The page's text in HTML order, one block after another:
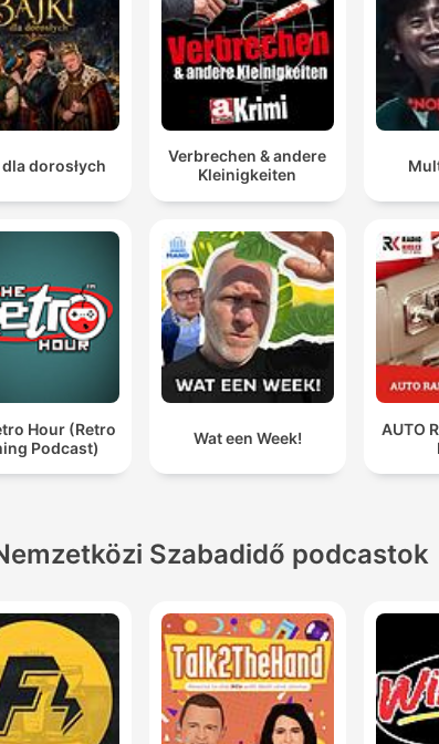
dorosłych
Verbrechen & andere
Kleinigkeiten
Hour (Retro
Podcast)
Wat een Week!
AUTO
Szabadidő podcastok